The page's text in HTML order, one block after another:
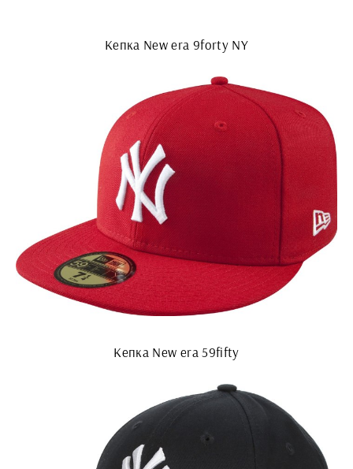
Кепка New era 9forty NY
Кепка New era 59fifty